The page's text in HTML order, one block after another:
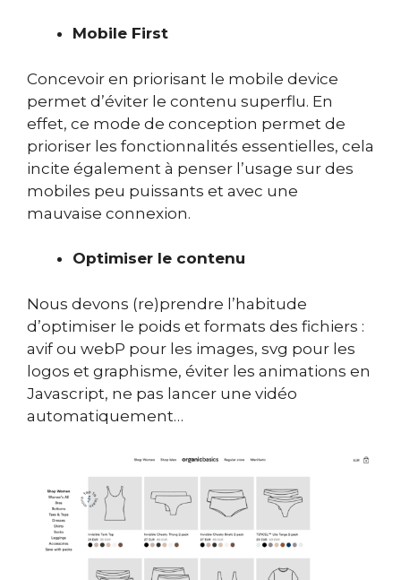
Mobile First
Concevoir en priorisant le mobile device
permet d’éviter le contenu superflu. En
effet, ce mode de conception permet de
prioriser les fonctionnalités essentielles, cela
incite également à penser l’usage sur des
mobiles peu puissants et avec une
mauvaise connexion.
Optimiser le contenu
Nous devons (re)prendre l’habitude
d’optimiser le poids et formats des fichiers :
avif ou webP pour les images, svg pour les
logos et graphisme, éviter les animations en
Javascript, ne pas lancer une vidéo
automatiquement…